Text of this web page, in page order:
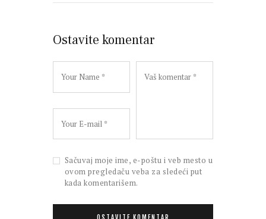
Ostavite komentar
Sačuvaj moje ime, e-poštu i veb mesto u
ovom pregledaču veba za sledeći put
kada komentarišem.